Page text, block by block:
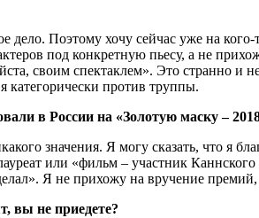
дело. Поэтому хочу сейчас уже на
под конкретную пьесу, а не
своим спектаклем». Это странно и
категорически против труппы.
в России на «Золотую маску –
значения. Я могу сказать, что я
или «фильм – участник
Я не прихожу на вручение
вы не приедете?